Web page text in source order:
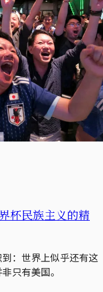
杯民族主义的精
：世界上似乎还有这
只有美国。